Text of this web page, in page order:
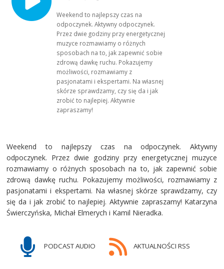
Weekend to najlepszy czas na
odpoczynek. Aktywny odpoczynek.
Przez dwie godziny przy energetycznej
muzyce rozmawiamy o różnych
sposobach na to, jak zapewnić sobie
zdrową dawkę ruchu. Pokazujemy
możliwości, rozmawiamy z
pasjonatami i ekspertami. Na własnej
skórze sprawdzamy, czy się da i jak
zrobić to najlepiej. Aktywnie
zapraszamy!
Weekend to najlepszy czas na odpoczynek. Aktywny
odpoczynek. Przez dwie godziny przy energetycznej muzyce
rozmawiamy o różnych sposobach na to, jak zapewnić sobie
zdrową dawkę ruchu. Pokazujemy możliwości, rozmawiamy z
pasjonatami i ekspertami. Na własnej skórze sprawdzamy, czy
się da i jak zrobić to najlepiej. Aktywnie zapraszamy! Katarzyna
Świerczyńska, Michał Elmerych i Kamil Nieradka.
PODCAST AUDIO AKTUALNOŚCI RSS